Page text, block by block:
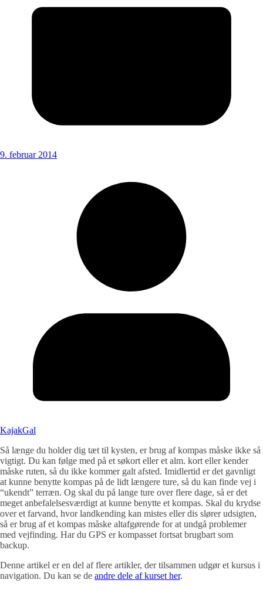
9. februar 2014
KajakGal
Så længe du holder dig tæt til kysten, er brug af kompas måske ikke så
vigtigt. Du kan følge med på et søkort eller et alm. kort eller kender
måske ruten, så du ikke kommer galt afsted. Imidlertid er det gavnligt
at kunne benytte kompas på de lidt længere ture, så du kan finde vej i
“ukendt” terræn. Og skal du på lange ture over flere dage, så er det
meget anbefalelsesværdigt at kunne benytte et kompas. Skal du krydse
over et farvand, hvor landkending kan mistes eller dis slører udsigten,
så er brug af et kompas måske altafgørende for at undgå problemer
med vejfinding. Har du GPS er kompasset fortsat brugbart som
backup.
Denne artikel er en del af flere artikler, der tilsammen udgør et kursus i
navigation. Du kan se de andre dele af kurset her.